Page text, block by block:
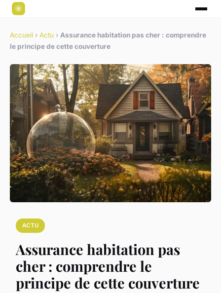
Accueil › Actu › Assurance habitation pas cher : comprendre
le principe de cette couverture
ACTU
Assurance habitation pas
cher : comprendre le
principe de cette couverture